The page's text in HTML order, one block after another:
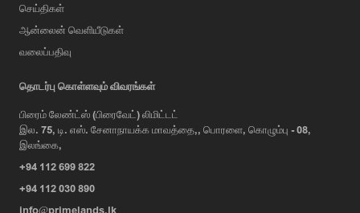
செய்திகள்
ஆன்லைன் வெளியீடுகள்
வலைப்பதிவு
தொடர்பு கொள்ளவும் விவரங்கள்
பிரைம் லேண்ட்ஸ் (பிரைவேட்) லிமிட்டட்
இல. 75, டி. எஸ். சேனாநாயக்க மாவத்தை,, பொரளை, கொழும்பு - 08,
இலங்கை,
+94 112 699 822
+94 112 030 890
info@primelands.lk